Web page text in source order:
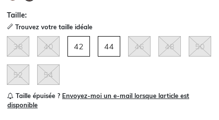
Taille:
Trouvez votre taille idéale
38 40 42 44 46 48 50
52 54
Taille épuisée ? Envoyez-moi un e-mail lorsque larticle est
disponible